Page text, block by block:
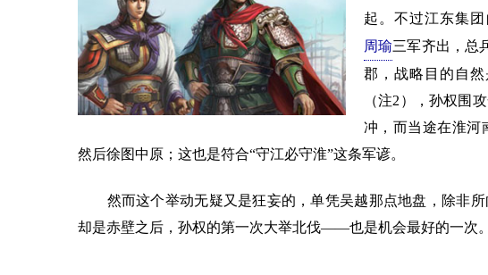
起。不过江东集
周瑜三军齐出，总
郡，战略目的自
（注2），孙权围
冲，而当途在淮河
然后徐图中原；这也是符合“守江必守淮”这条军谚。
然而这个举动无疑又是狂妄的，单凭吴越那点地盘，除非所
却是赤壁之后，孙权的第一次大举北伐——也是机会最好的一次。